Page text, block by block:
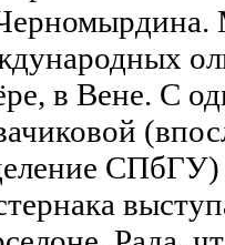
в Вене. С
СПбГУ)